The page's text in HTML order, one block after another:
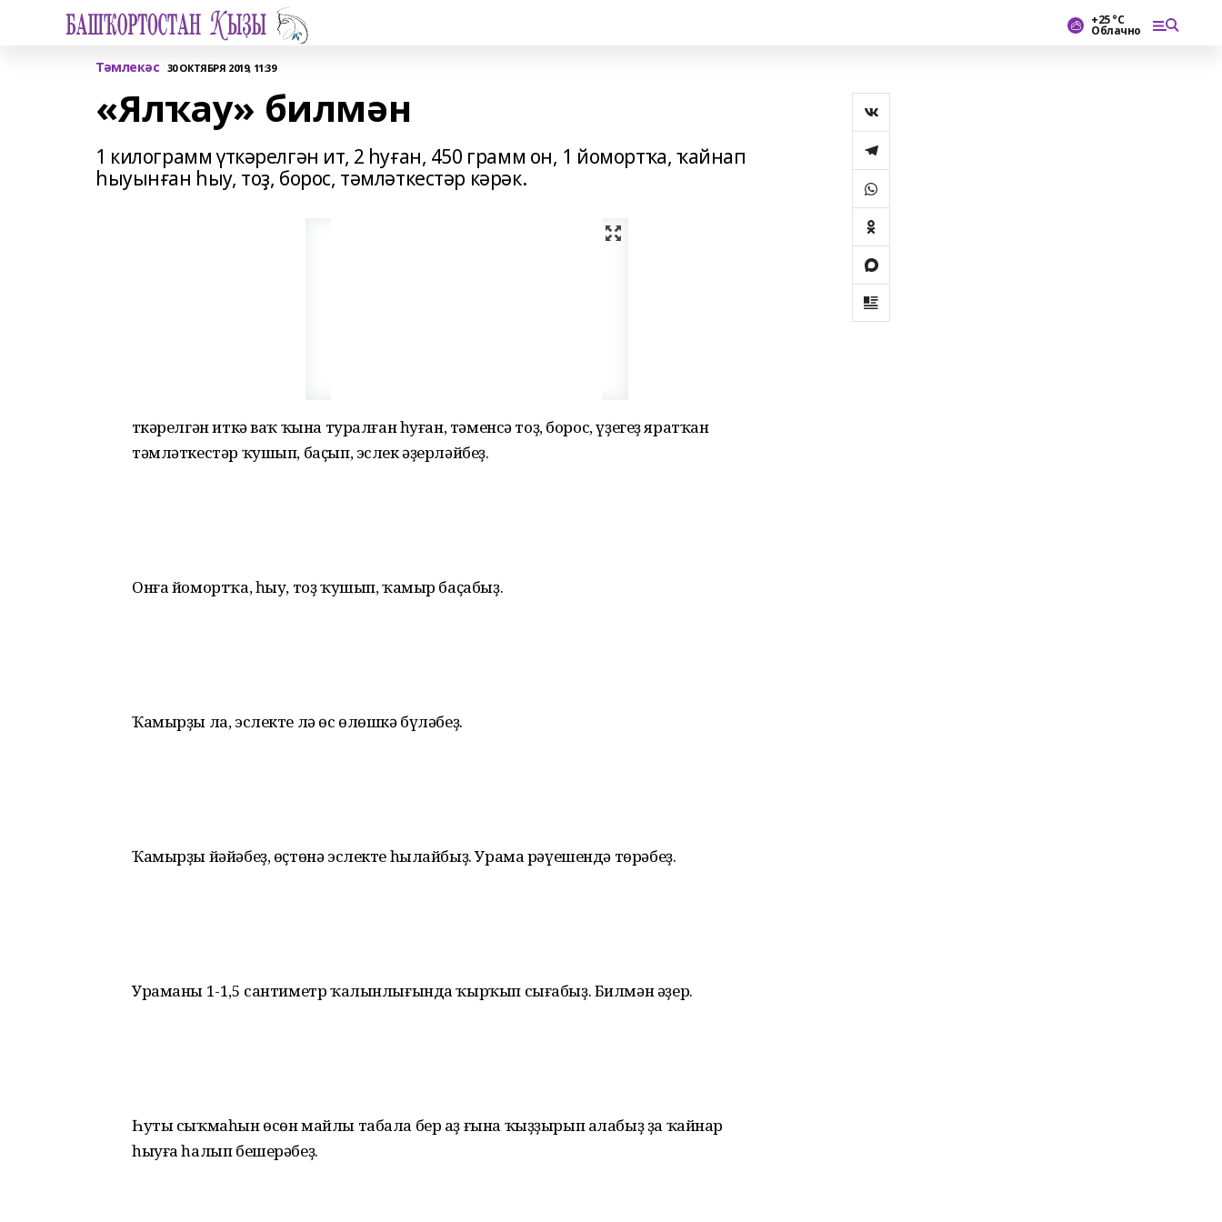
+25 °С
Облачно
Тәмлекәс 30 ОКТЯБРЯ 2019, 11:39
«Ялҡау» билмән
1 килограмм үткәрелгән ит, 2 һуған, 450 грамм он, 1 йомортҡа, ҡайнап
һыуынған һыу, тоҙ, борос, тәмләткестәр кәрәк.
Үткәрелгән иткә ваҡ ҡына туралған һуған, тәменсә тоҙ, борос, үҙегеҙ яратҡан
тәмләткестәр ҡушып, баҫып, эслек әҙерләйбеҙ.
Онға йомортҡа, һыу, тоҙ ҡушып, ҡамыр баҫабыҙ.
Ҡамырҙы ла, эслекте лә өс өлөшкә бүләбеҙ.
Ҡамырҙы йәйәбеҙ, өҫтөнә эслекте һылайбыҙ. Урама рәүешендә төрәбеҙ.
Ураманы 1-1,5 сантиметр ҡалынлығында ҡырҡып сығабыҙ. Билмән әҙер.
Һуты сыҡмаһын өсөн майлы табала бер аҙ ғына ҡыҙҙырып алабыҙ ҙа ҡайнар
һыуға һалып бешерәбеҙ.